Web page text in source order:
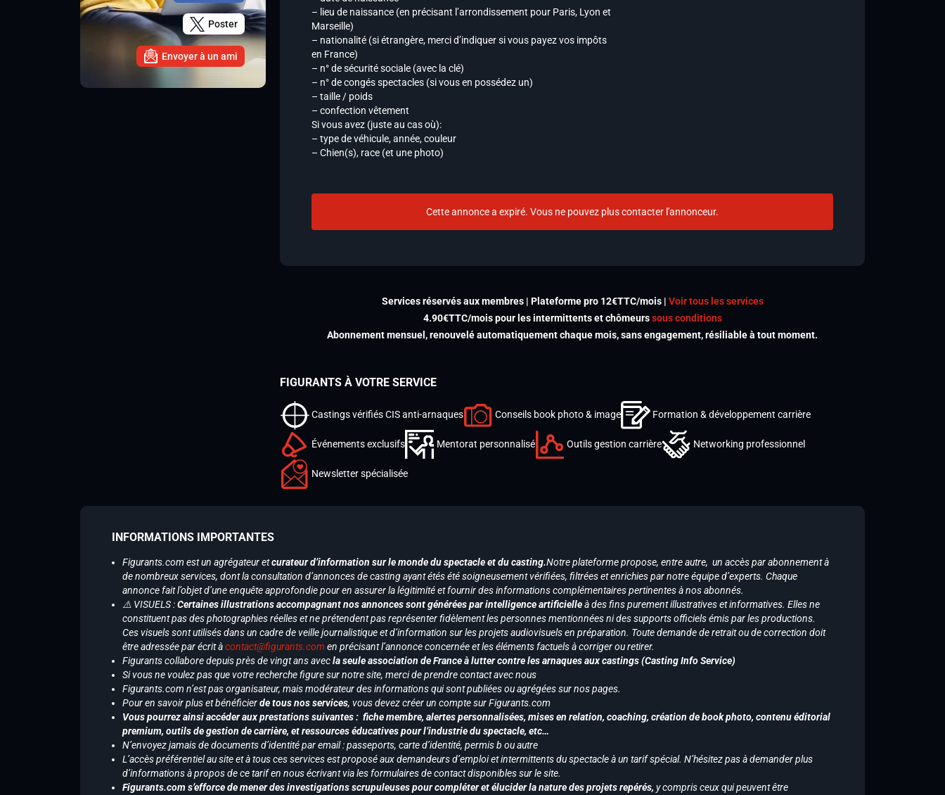
Poster
Envoyer à un ami
– lieu de naissance (en précisant l’arrondissement pour Paris, Lyon et
Marseille)
– nationalité (si étrangère, merci d’indiquer si vous payez vos impôts
en France)
– n° de sécurité sociale (avec la clé)
– n° de congés spectacles (si vous en possédez un)
– taille / poids
– confection vêtement
Si vous avez (juste au cas où):
– type de véhicule, année, couleur
– Chien(s), race (et une photo)
Cette annonce a expiré. Vous ne pouvez plus contacter l'annonceur.
Services réservés aux membres | Plateforme pro 12€TTC/mois | Voir tous les services
4.90€TTC/mois pour les intermittents et chômeurssous conditions
Abonnement mensuel, renouvelé automatiquement chaque mois, sans engagement, résiliable à tout moment.
FIGURANTS À VOTRE SERVICE
Castings vérifiés CIS anti-arnaques Conseils book photo & image Formation & développement carrière
Événements exclusifs Mentorat personnalisé Outils gestion carrière Networking professionnel
Newsletter spécialisée
INFORMATIONS IMPORTANTES
Figurants.com est un agrégateur etcurateur d’information sur le monde du spectacle et du casting.Notre plateforme propose, entre autre, un accès par abonnement à
de nombreux services, dont la consultation d’annonces de casting ayant étés été soigneusement vérifiées, filtrées et enrichies par notre équipe d’experts. Chaque
annonce fait l’objet d’une enquête approfondie pour en assurer la légitimité et fournir des informations complémentaires pertinentes à nos abonnés.
⚠️ VISUELS :Certaines illustrations accompagnant nos annonces sont générées par intelligence artificielleà des fins purement illustratives et informatives. Elles ne
constituent pas des photographies réelles et ne prétendent pas représenter fidèlement les personnes mentionnées ni des supports officiels émis par les productions.
Ces visuels sont utilisés dans un cadre de veille journalistique et d’information sur les projets audiovisuels en préparation. Toute demande de retrait ou de correction doit
être adressée par écrit àcontact@figurants.com en précisant l’annonce concernée et les éléments factuels à corriger ou retirer.
Figurants collabore depuis près de vingt ans avecla seule association de France à lutter contre les arnaques aux castings (Casting Info Service)
Si vous ne voulez pas que votre recherche figure sur notre site, merci de prendre contact avec nous
Figurants.com n’est pas organisateur, mais modérateur des informations qui sont publiées ou agrégées sur nos pages.
Pour en savoir plus et bénéficierde tous nos services, vous devez créer un compte sur Figurants.com
Vous pourrez ainsi accéder aux prestations suivantes : fiche membre, alertes personnalisées, mises en relation, coaching, création de book photo, contenu éditorial
premium, outils de gestion de carrière, et ressources éducatives pour l’industrie du spectacle, etc…
N’envoyez jamais de documents d’identité par email : passeports, carte d’identité, permis b ou autre
L’accès préférentiel au site et à tous ces services est proposé aux demandeurs d’emploi et intermittents du spectacle à un tarif spécial. N’hésitez pas à demander plus
d’informations à propos de ce tarif en nous écrivant via les formulaires de contact disponibles sur le site.
Figurants.com s’efforce de mener des investigations scrupuleuses pour compléter et élucider la nature des projets repérés, y compris ceux qui peuvent être